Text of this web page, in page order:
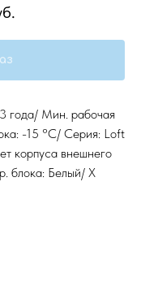
года/ Мин. рабочая
-15 °С/ Серия: Loft
корпуса внешнего
блока: Белый/ Х